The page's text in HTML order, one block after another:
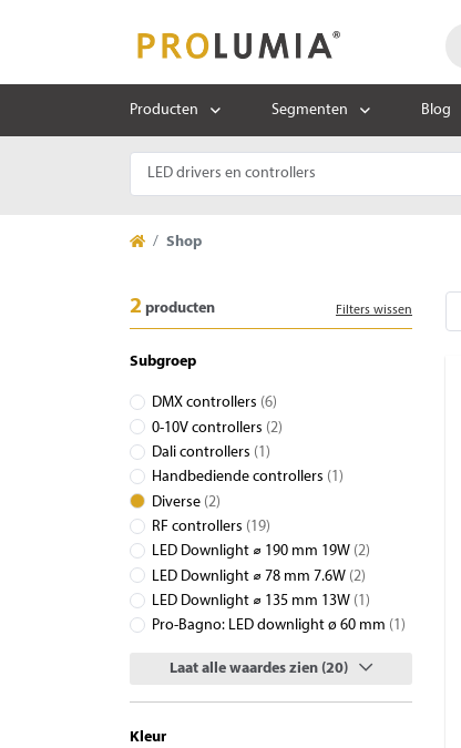
Producten Segmenten Blog
Shop
2 producten Filters wissen
Subgroep
DMX controllers (6)
0-10V controllers (2)
Dali controllers (1)
Handbediende controllers (1)
Diverse (2)
RF controllers (19)
LED Downlight ⌀ 190 mm 19W (2)
LED Downlight ⌀ 78 mm 7.6W (2)
LED Downlight ⌀ 135 mm 13W (1)
Pro-Bagno: LED downlight ø 60 mm (1)
Laat alle waardes zien (20)
Kleur